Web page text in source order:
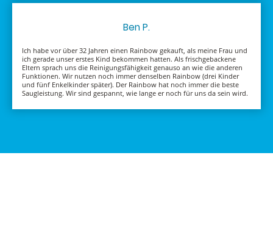
Ben P.
Ich habe vor über 32 Jahren einen Rainbow gekauft, als meine Frau und
ich gerade unser erstes Kind bekommen hatten. Als frischgebackene
Eltern sprach uns die Reinigungsfähigkeit genauso an wie die anderen
Funktionen. Wir nutzen noch immer denselben Rainbow (drei Kinder
und fünf Enkelkinder später). Der Rainbow hat noch immer die beste
Saugleistung. Wir sind gespannt, wie lange er noch für uns da sein wird.